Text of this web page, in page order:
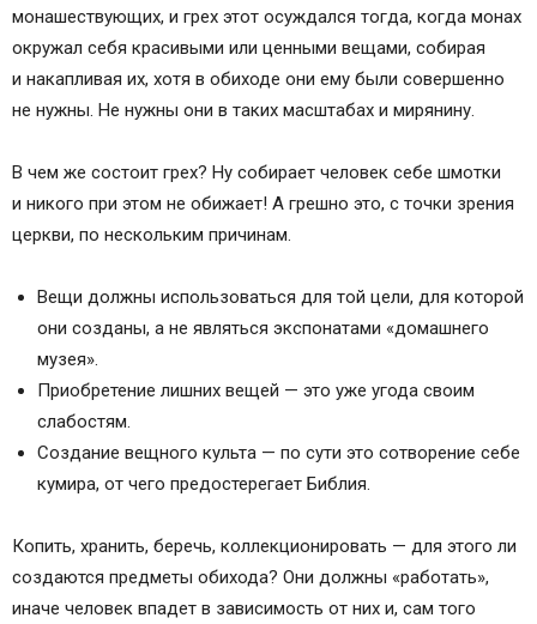
монашествующих, и грех этот осуждался тогда, когда монах
окружал себя красивыми или ценными вещами, собирая
и накапливая их, хотя в обиходе они ему были совершенно
не нужны. Не нужны они в таких масштабах и мирянину.
В чем же состоит грех? Ну собирает человек себе шмотки
и никого при этом не обижает! А грешно это, с точки зрения
церкви, по нескольким причинам.
Вещи должны использоваться для той цели, для которой
они созданы, а не являться экспонатами «домашнего
музея».
Приобретение лишних вещей — это уже угода своим
слабостям.
Создание вещного культа — по сути это сотворение себе
кумира, от чего предостерегает Библия.
Копить, хранить, беречь, коллекционировать — для этого ли
создаются предметы обихода? Они должны «работать»,
иначе человек впадет в зависимость от них и, сам того